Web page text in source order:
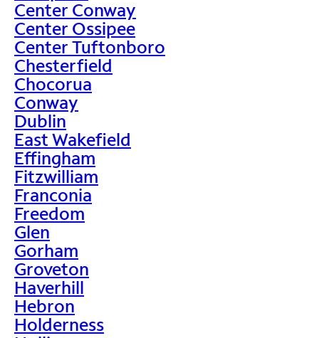
Center Conway
Center Ossipee
Center Tuftonboro
Chesterfield
Chocorua
Conway
Dublin
East Wakefield
Effingham
Fitzwilliam
Franconia
Freedom
Glen
Gorham
Groveton
Haverhill
Hebron
Holderness